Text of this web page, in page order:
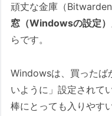
頑丈な金庫（Bitwarden
窓（Windowsの設定
らです。
Windowsは、買ったば
いように」設定されて
棒にとっても入りやす